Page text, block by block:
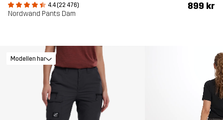
4.4 (22 476)
Nordwand Pants Dam
899 kr
Modellen har